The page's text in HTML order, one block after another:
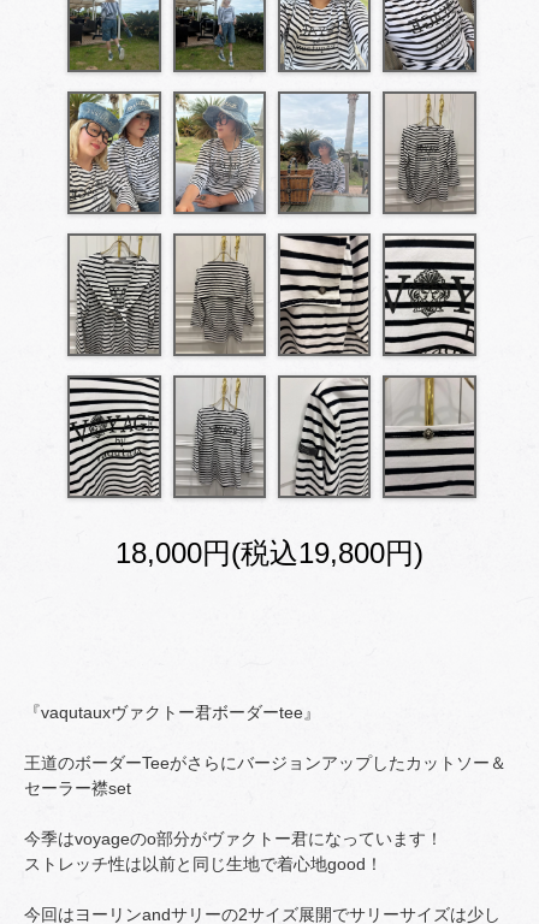
18,000円(税込19,800円)
『vaqutauxヴァクトー君ボーダーtee』
王道のボーダーTeeがさらにバージョンアップしたカットソー＆
セーラー襟set
今季はvoyageのo部分がヴァクトー君になっています！
ストレッチ性は以前と同じ生地で着心地good！
今回はヨーリンandサリーの2サイズ展開でサリーサイズは少し